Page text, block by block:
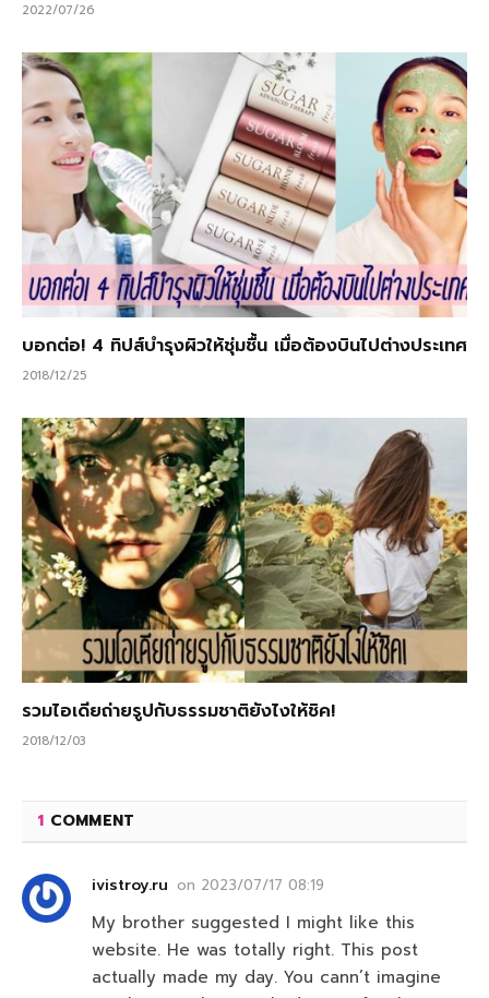
2022/07/26
บอกต่อ! 4 ทิปส์บำรุงผิวให้ชุ่มชื้น เมื่อต้องบินไปต่างประเทศ
2018/12/25
รวมไอเดียถ่ายรูปกับธรรมชาติยังไงให้ชิค!
2018/12/03
1 COMMENT
ivistroy.ru on 2023/07/17 08:19
My brother suggested I might like this
website. He was totally right. This post
actually made my day. You cann’t imagine